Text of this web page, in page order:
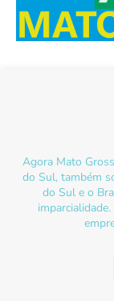
Agora Mato
do Sul, também
do Sul e o